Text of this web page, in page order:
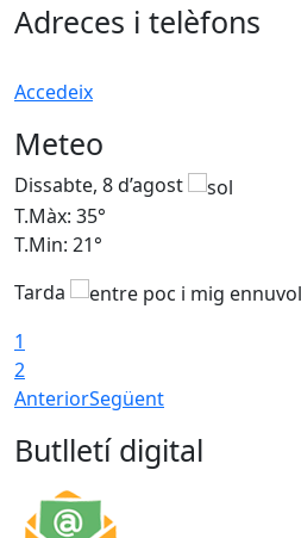
Adreces i telèfons
Accedeix
Meteo
Dissabte, 8 d’agost
T.Màx: 35°
T.Min: 21°
Tarda
1
2
AnteriorSegüent
Butlletí digital